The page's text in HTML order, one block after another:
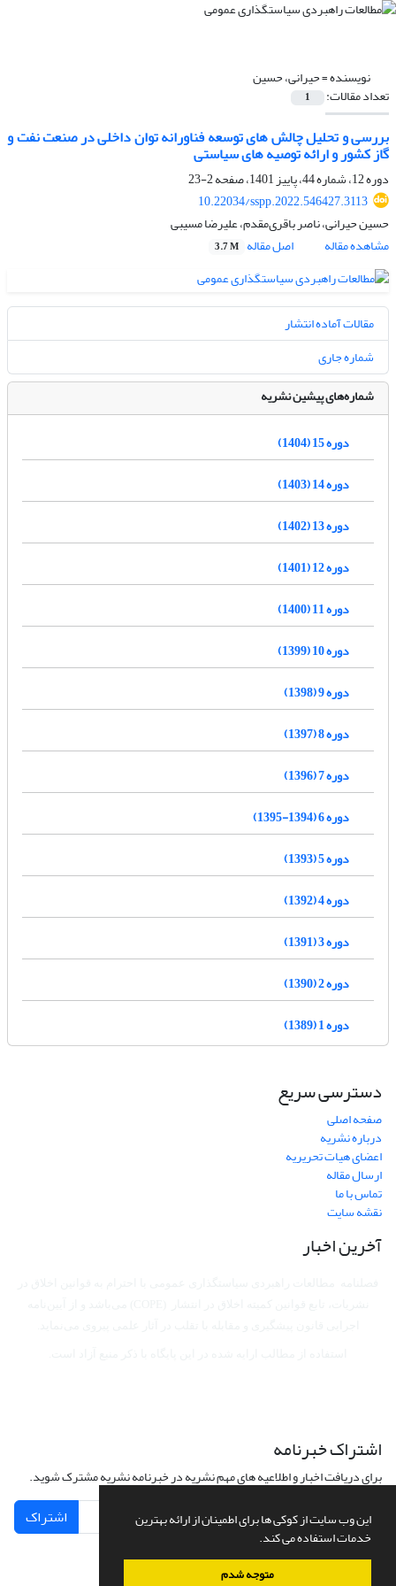
این وب سایت از کوکی ها برای اطمینان از ارائه بهترین
خدمات استفاده می کند.
متوجه شدم
نویسنده =حیرانی، حسین
تعداد مقالات: 1
بررسی و تحلیل چالش های توسعه فناورانه توان داخلی در صنعت نفت و
گاز کشور و ارائه توصیه های سیاستی
دوره 12، شماره 44، پاییز 1401، صفحه
2-23
10.22034/sspp.2022.546427.3113
حسین حیرانی، ناصر باقری‌مقدم، علیرضا مسیبی
مشاهده مقاله
اصل مقاله 3.7 M
مقالات آماده انتشار
شماره جاری
شماره‌های پیشین نشریه
دوره 15 (1404)
دوره 14 (1403)
دوره 13 (1402)
دوره 12 (1401)
دوره 11 (1400)
دوره 10 (1399)
دوره 9 (1398)
دوره 8 (1397)
دوره 7 (1396)
دوره 6 (1394-1395)
دوره 5 (1393)
دوره 4 (1392)
دوره 3 (1391)
دوره 2 (1390)
دوره 1 (1389)
دسترسی سریع
صفحه اصلی
درباره نشریه
اعضای هیات تحریریه
ارسال مقاله
تماس با ما
نقشه سایت
آخرین اخبار
اشتراک خبرنامه
برای دریافت اخبار و اطلاعیه های مهم نشریه در خبرنامه نشریه مشترک شوید.
اشتراک